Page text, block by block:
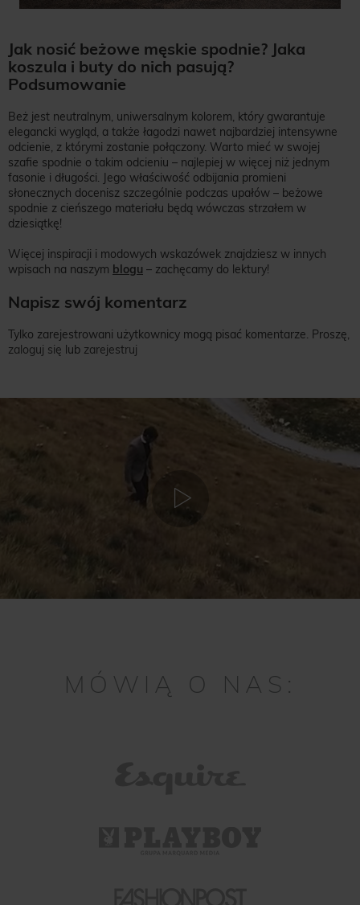
Jak nosić beżowe męskie spodnie? Jaka
koszula i buty do nich pasują?
Podsumowanie
Beż jest neutralnym, uniwersalnym kolorem, który gwarantuje
elegancki wygląd, a także łagodzi nawet najbardziej intensywne
odcienie, z którymi zostanie połączony. Warto mieć w swojej
szafie spodnie o takim odcieniu – najlepiej w więcej niż jednym
fasonie i długości. Jego właściwość odbijania promieni
słonecznych docenisz szczególnie podczas upałów – beżowe
spodnie z cieńszego materiału będą wówczas strzałem w
dziesiątkę!
Więcej inspiracji i modowych wskazówek znajdziesz w innych
wpisach na naszym blogu – zachęcamy do lektury!
Napisz swój komentarz
Tylko zarejestrowani użytkownicy mogą pisać komentarze. Proszę,
zaloguj się lub zarejestruj
MÓWIĄ O NAS: